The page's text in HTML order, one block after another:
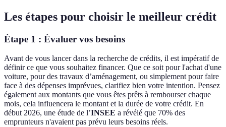
Les étapes pour choisir le meilleur crédit
Étape 1 : Évaluer vos besoins
Avant de vous lancer dans la recherche de crédits, il est impératif de
définir ce que vous souhaitez financer. Que ce soit pour l'achat d'une
voiture, pour des travaux d’aménagement, ou simplement pour faire
face à des dépenses imprévues, clarifiez bien votre intention. Pensez
également aux montants que vous êtes prêts à rembourser chaque
mois, cela influencera le montant et la durée de votre crédit. En
début 2026, une étude de l’INSEE a révélé que 70% des
emprunteurs n'avaient pas prévu leurs besoins réels.